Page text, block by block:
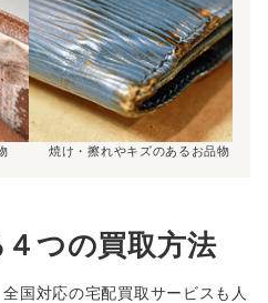
焼け・擦れやキズのあるお品物
つの買取方法
国対応の宅配買取サービスも人